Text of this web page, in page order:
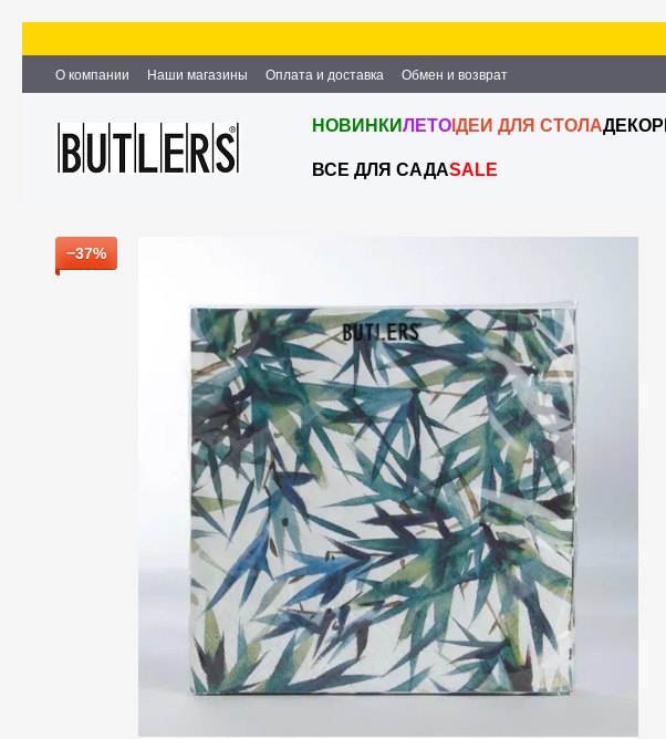
О компании Наши магазины Оплата и доставка
Обмен и возврат
Партнёрство и сотрудничество
Вакансии Контактная информация
НОВИНКИЛЕТО ІДЕИ ДЛЯ СТОЛАДЕКОР
ВСЕ ДЛЯ САДАSALE
−37%